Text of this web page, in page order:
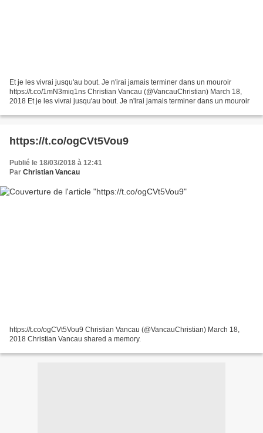
Et je les vivrai jusqu'au bout. Je n'irai jamais terminer dans un mouroir
https://t.co/1mN3miq1ns Christian Vancau (@VancauChristian) March 18,
2018 Et je les vivrai jusqu'au bout. Je n'irai jamais terminer dans un mouroir
https://t.co/ogCVt5Vou9
Publié le 18/03/2018 à 12:41
Par Christian Vancau
https://t.co/ogCVt5Vou9 Christian Vancau (@VancauChristian) March 18,
2018 Christian Vancau shared a memory.